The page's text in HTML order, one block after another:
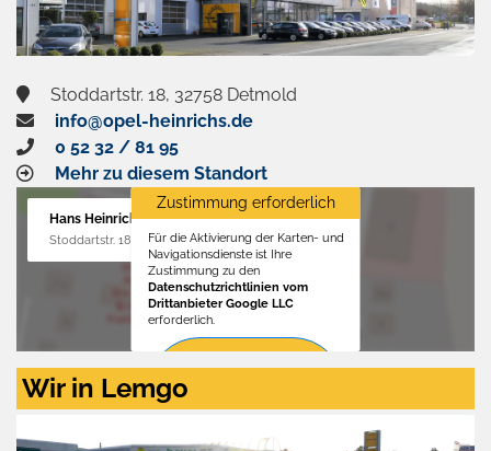
Stoddartstr. 18, 32758 Detmold
info@opel-heinrichs.de
0 52 32 / 81 95
Mehr zu diesem Standort
Hans Heinrichs GmbH
Stoddartstr. 18, 32758 Detmold
Zustimmung erforderlich
Für die Aktivierung der Karten- und
Navigationsdienste ist Ihre
Zustimmung zu den
Datenschutzrichtlinien vom
Drittanbieter Google LLC
erforderlich.
Zustimmen
aktivieren
Wir in Lemgo